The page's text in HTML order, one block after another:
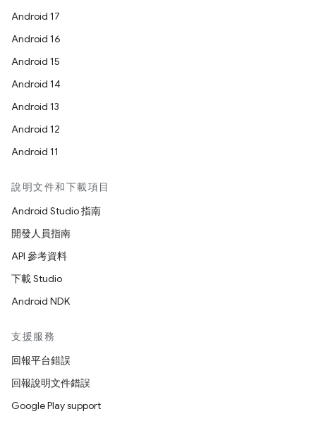
Android 17
Android 16
Android 15
Android 14
Android 13
Android 12
Android 11
說明文件和下載項目
Android Studio 指南
開發人員指南
API 參考資料
下載 Studio
Android NDK
支援服務
回報平台錯誤
回報說明文件錯誤
Google Play support